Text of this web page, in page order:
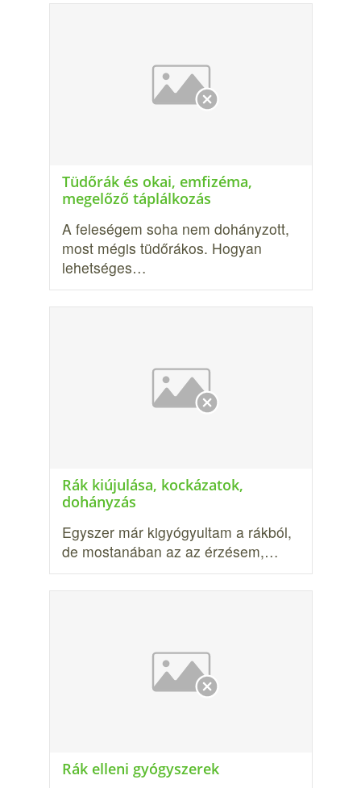
Tüdőrák és okai, emfizéma,
megelőző táplálkozás
A feleségem soha nem dohányzott,
most mégis tüdőrákos. Hogyan
lehetséges…
Rák kiújulása, kockázatok,
dohányzás
Egyszer már kigyógyultam a rákból,
de mostanában az az érzésem,…
Rák elleni gyógyszerek